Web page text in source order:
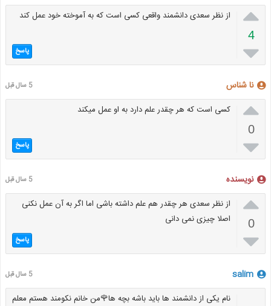

4

از نظر سعدی دانشمند واقعی کسی است که به آموخته خود عمل کند
پاسخ
نا شناس 5 سال قبل

0

کسی است که هر چقدر علم دارد به او عمل میکند
پاسخ
نویسنده 5 سال قبل

0

از نظر سعدی هر چقدر هم علم داشته باشی اما اگر به آن عمل نکنی
اصلا چیزی نمی دانی
پاسخ
salim 5 سال قبل
نام یکی از دانشمند ها باید باشه بچه ها🌹من خانم نکومند هستم معلم